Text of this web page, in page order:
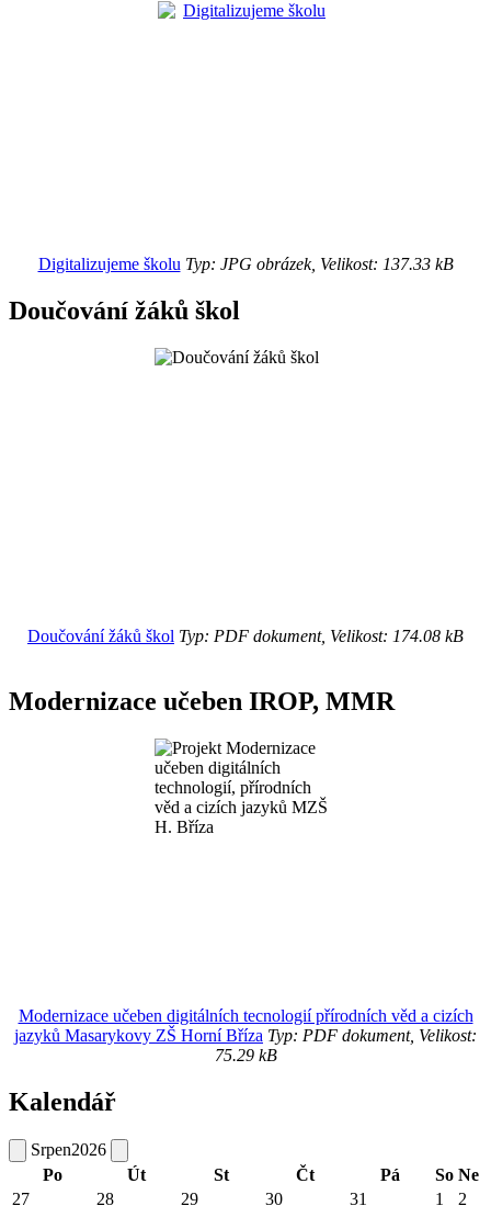
Digitalizujeme školu Typ: JPG obrázek, Velikost: 137.33 kB
Doučování žáků škol
Doučování žáků škol Typ: PDF dokument, Velikost: 174.08 kB
Modernizace učeben IROP, MMR
Modernizace učeben digitálních tecnologií přírodních věd a cizích
jazyků Masarykovy ZŠ Horní Bříza Typ: PDF dokument, Velikost:
75.29 kB
Kalendář
Srpen2026
Po
Út St Čt Pá So Ne
27
28 29 30 31 1
2